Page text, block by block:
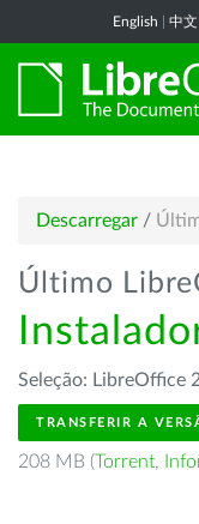
English 中
Descarregar /
Último
Seleção: LibreOffice
TRANSFERIR A
208 MB (Torrent,